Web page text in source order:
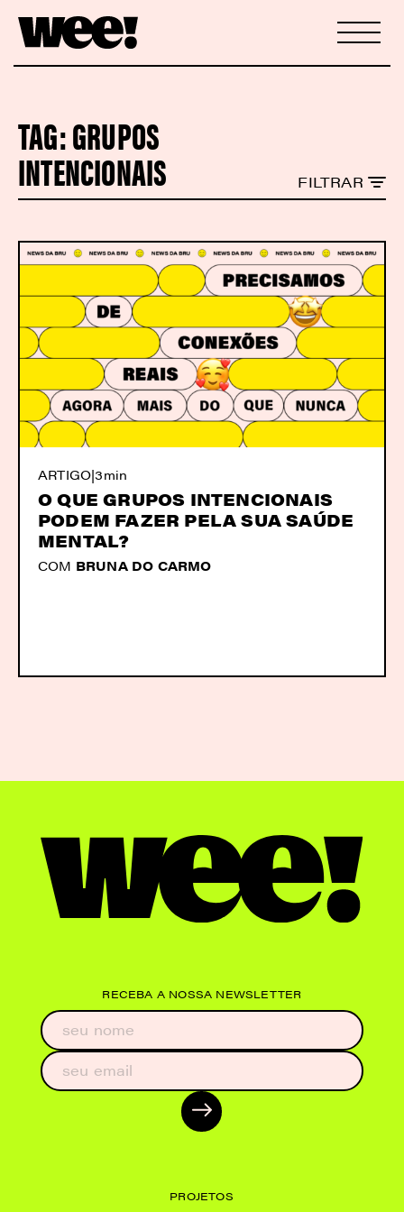
TAG:GRUPOS
INTENCIONAIS FILTRAR
ARTIGO|3min
O QUE GRUPOS INTENCIONAIS
PODEM FAZER PELA SUA SAÚDE
MENTAL?
COM BRUNA DO CARMO
RECEBA A NOSSA NEWSLETTER
PROJETOS